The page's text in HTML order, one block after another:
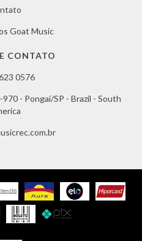
Goat Music
CONTATO
0576
- Pongaí/SP - Brazil - South